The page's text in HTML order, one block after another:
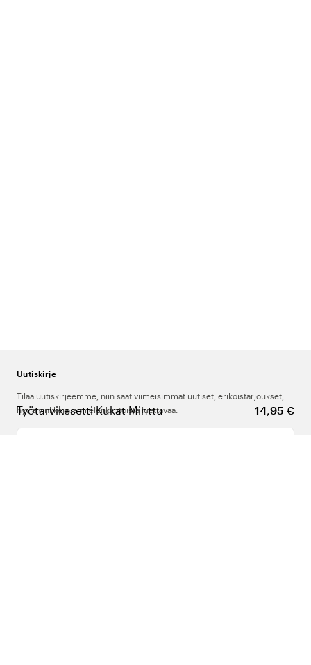
Työtarvikesetti Kukat Minttu 14,95 €
Uutiskirje
Tilaa uutiskirjeemme, niin saat viimeisimmät uutiset, erikoistarjoukset,
hyviä vinkkejä ja mielenkiintoista luettavaa.
Kirjoita sähköpostiosoitteesi